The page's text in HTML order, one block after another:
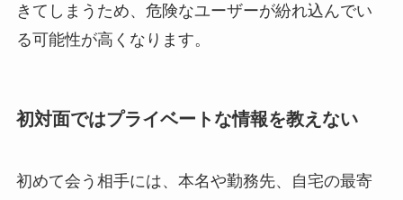
きてしまうため、危険なユーザーが紛れ込んでい
る可能性が高くなります。
初対面ではプライベートな情報を教えない
初めて会う相手には、本名や勤務先、自宅の最寄